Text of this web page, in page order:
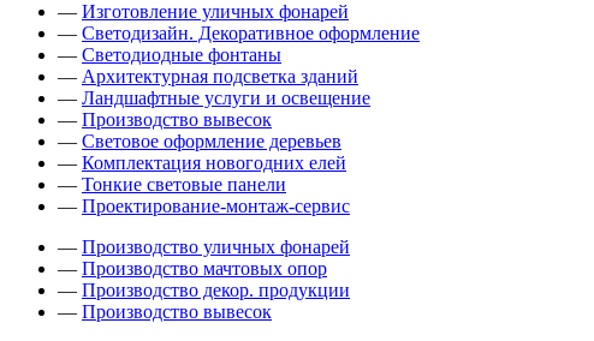
— Изготовление уличных фонарей
— Светодизайн. Декоративное оформление
— Светодиодные фонтаны
— Архитектурная подсветка зданий
— Ландшафтные услуги и освещение
— Производство вывесок
— Световое оформление деревьев
— Комплектация новогодних елей
— Тонкие световые панели
— Проектирование-монтаж-сервис
— Производство уличных фонарей
— Производство мачтовых опор
— Производство декор. продукции
— Производство вывесок